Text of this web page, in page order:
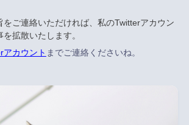
をご連絡いただければ、私のTwitterアカウン
拡散いたします。
アカウント までご連絡くださいね。